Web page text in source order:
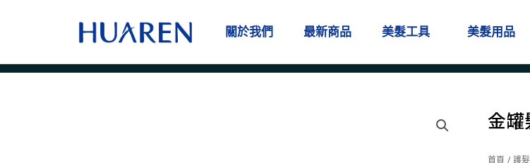
要
關於我們 最新商品 美髮工具 美髮用品
金罐